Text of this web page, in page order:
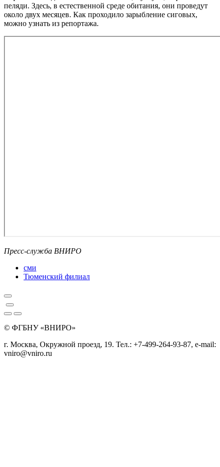
пеляди. Здесь, в естественной среде обитания, они проведут
около двух месяцев. Как проходило зарыбление сиговых,
можно узнать из репортажа.
Пресс-служба ВНИРО
сми
Тюменский филиал
© ФГБНУ «ВНИРО»
г. Москва, Окружной проезд, 19. Тел.: +7-499-264-93-87, e-mail:
vniro@vniro.ru